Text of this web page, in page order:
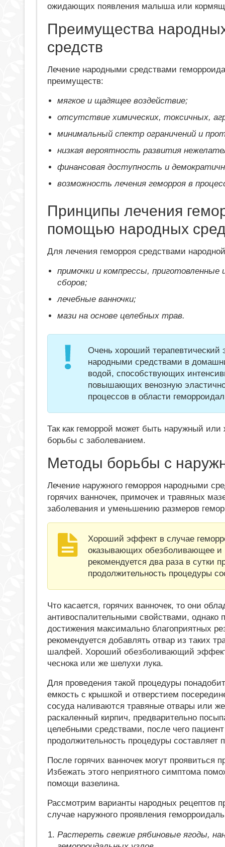
ожидающих появления малыша или
Преимущества
средств
Лечение народными средствами
преимуществ:
мягкое и щадящее воздействие;
отсутствие химических, токсичных,
минимальный спектр ограничений и
низкая вероятность развития
финансовая доступность и
возможность лечения геморроя в
Принципы лечения
помощью народных
Для лечения геморроя средствами
примочки и компрессы,
сборов;
лечебные ванночки;
мази на основе целебных трав.
Очень хороший
народными средствами в
водой, способствующих
повышающих венозную
процессов в области
Так как геморрой может быть наружный
борьбы с заболеванием.
Методы борьбы с
Лечение наружного геморроя народными
горячих ванночек, примочек и травяных
заболевания и уменьшению размеров
Хороший эффект в случае
оказывающих обезболивающее и
рекомендуется два раза в сутки
продолжительность процедуры
Что касается, горячих ванночек, то они
антивоспалительными свойствами, однако
достижения максимально благоприятных
рекомендуется добавлять отвар из таких
шалфей. Хороший обезболивающий эффект
чеснока или же шелухи лука.
Для проведения такой процедуры
емкость с крышкой и отверстием
сосуда наливаются травяные отвары или
раскаленный кирпич, предварительно
целебными средствами, после чего
продолжительность процедуры составляет
После горячих ванночек могут проявиться
Избежать этого неприятного симптома
помощи вазелина.
Рассмотрим варианты народных рецептов
случае наружного проявления
Растереть свежие рябиновые ягоды,